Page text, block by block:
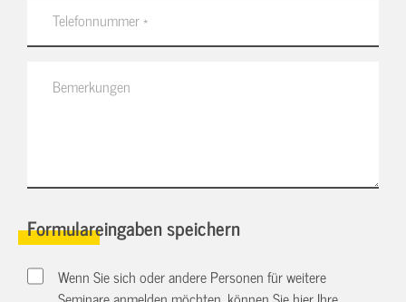
Formulareingaben speichern
Wenn Sie sich oder andere Personen für weitere